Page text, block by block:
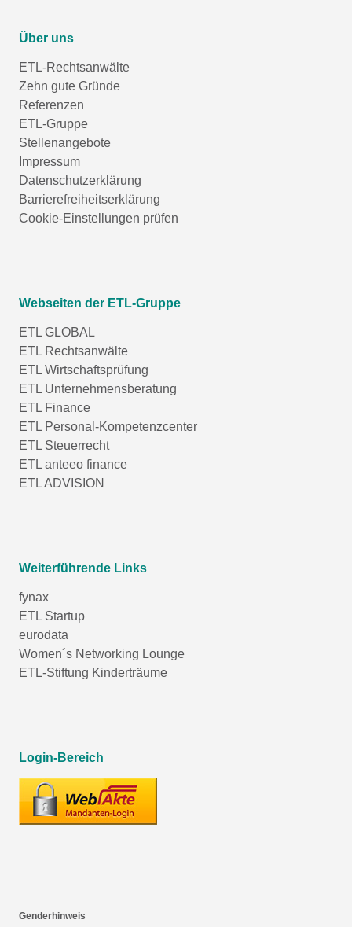
Über uns
ETL-Rechtsanwälte
Zehn gute Gründe
Referenzen
ETL-Gruppe
Stellenangebote
Impressum
Datenschutzerklärung
Barrierefreiheitserklärung
Cookie-Einstellungen prüfen
Webseiten der ETL-Gruppe
ETL GLOBAL
ETL Rechtsanwälte
ETL Wirtschaftsprüfung
ETL Unternehmensberatung
ETL Finance
ETL Personal-Kompetenzcenter
ETL Steuerrecht
ETL anteeo finance
ETL ADVISION
Weiterführende Links
fynax
ETL Startup
eurodata
Women´s Networking Lounge
ETL-Stiftung Kinderträume
Login-Bereich
Genderhinweis